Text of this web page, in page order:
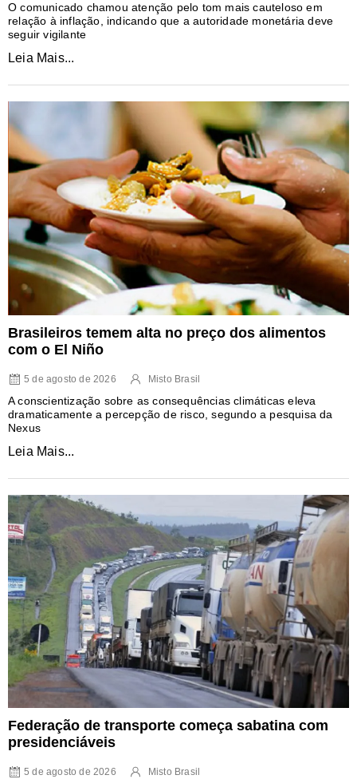
O comunicado chamou atenção pelo tom mais cauteloso em
relação à inflação, indicando que a autoridade monetária deve
seguir vigilante
Leia Mais...
Brasileiros temem alta no preço dos alimentos
com o El Niño
5 de agosto de 2026 Misto Brasil
A conscientização sobre as consequências climáticas eleva
dramaticamente a percepção de risco, segundo a pesquisa da
Nexus
Leia Mais...
Federação de transporte começa sabatina com
presidenciáveis
5 de agosto de 2026 Misto Brasil